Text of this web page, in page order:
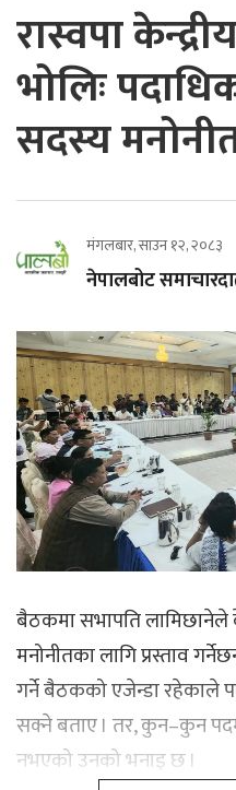
रास्वपा
भोलिः
सदस्य
मंगलबार, साउन १२, २०८३
नेपालबोट
बैठकमा सभापति लामिछानेले
मनोनीतका लागि प्रस्ताव
गर्ने बैठकको एजेन्डा रहेकाले
सक्ने बताए । तर, कुन–कुन
नभएको उनको भनाइ छ ।